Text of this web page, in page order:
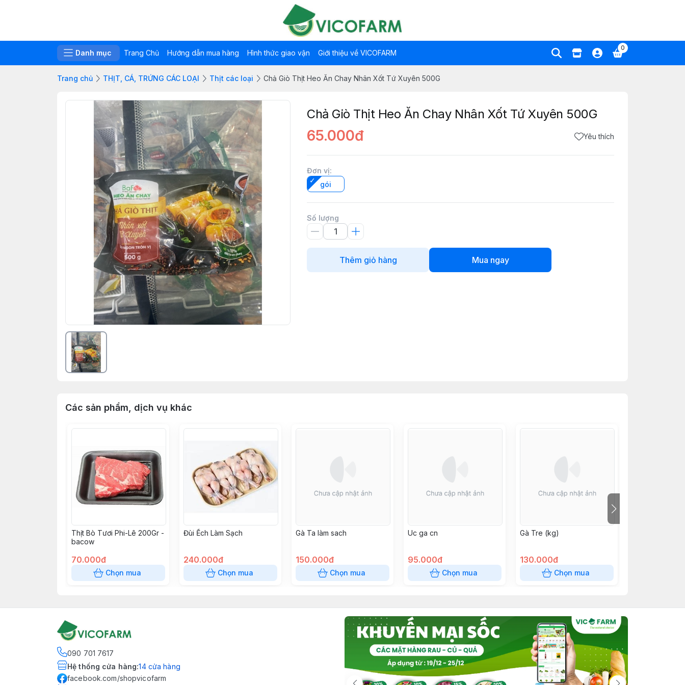
Danh mục Trang Chủ Hướng dẫn mua hàng Hình thức giao vận Giới thiệu về VICOFARM
0
Trang chủ THỊT, CÁ, TRỨNG CÁC LOẠI Thịt các loại Chả Giò Thịt Heo Ăn Chay Nhân Xốt Tứ Xuyên 500G
Chả Giò Thịt Heo Ăn Chay Nhân Xốt Tứ Xuyên 500G
65.000đ Yêu thích
Đơn vị:
gói
Số lượng
Thêm giỏ hàng Mua ngay
Các sản phẩm, dịch vụ khác
Thịt Bò Tươi Phi-Lê 200Gr -
bacow
70.000đ
Chọn mua
Đùi Ếch Làm Sạch
240.000đ
Chọn mua
Gà Ta làm sach
150.000đ
Chọn mua
Uc ga cn
95.000đ
Chọn mua
Gà Tre (kg)
130.000đ
Chọn mua
090 701 7617
Hệ thống cửa hàng:14 cửa hàng
facebook.com/shopvicofarm